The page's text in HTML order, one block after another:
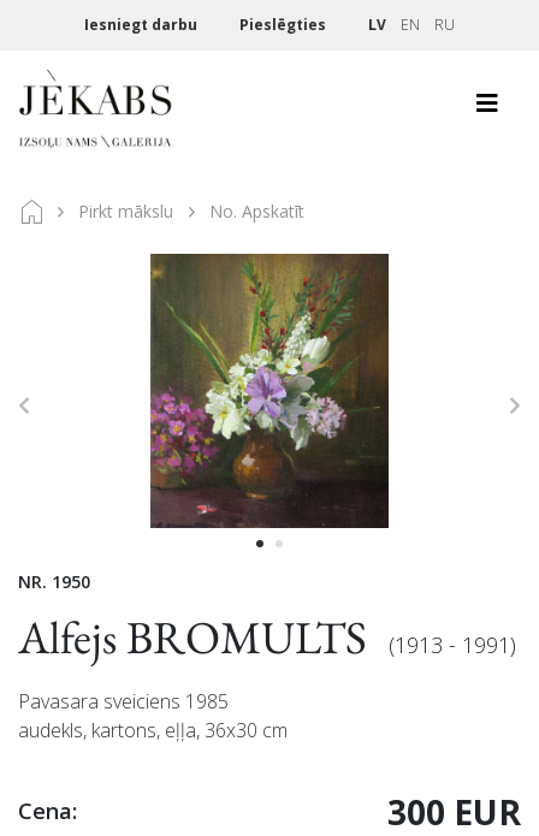
Iesniegt darbu Pieslēgties LV EN RU
Pirkt mākslu No. Apskatīt
NR. 1950
Alfejs BROMULTS (1913 - 1991)
Pavasara sveiciens 1985
audekls, kartons, eļļa, 36x30 cm
Cena: 300 EUR